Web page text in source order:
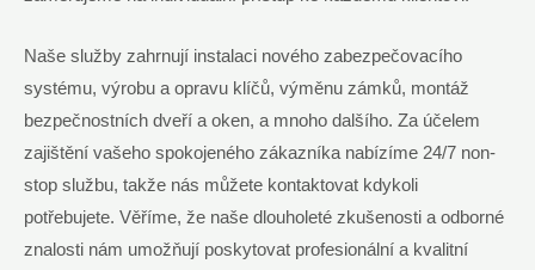
Naše služby zahrnují instalaci nového zabezpečovacího
systému, výrobu a opravu klíčů, výměnu zámků, montáž
bezpečnostních dveří a oken, a mnoho dalšího. Za účelem
zajištění vašeho spokojeného zákazníka nabízíme 24/7 non-
stop službu, takže nás můžete kontaktovat kdykoli
potřebujete. Věříme, že naše dlouholeté zkušenosti a odborné
znalosti nám umožňují poskytovat profesionální a kvalitní